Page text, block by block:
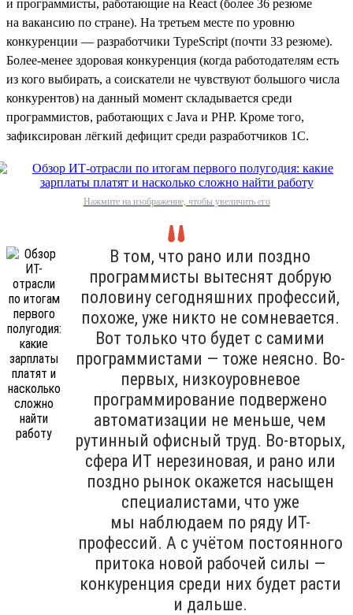
и программисты, работающие на React (более 36 резюме
на вакансию по стране). На третьем месте по уровню
конкуренции — разработчики TypeScript (почти 33 резюме).
Более-менее здоровая конкуренция (когда работодателям есть
из кого выбирать, а соискатели не чувствуют большого числа
конкурентов) на данный момент складывается среди
программистов, работающих с Java и PHP. Кроме того,
зафиксирован лёгкий дефицит среди разработчиков 1С.
Нажмите на изображение, чтобы увеличить его
В том, что рано или поздно
программисты вытеснят добрую
половину сегодняшних профессий,
похоже, уже никто не сомневается.
Вот только что будет с самими
программистами — тоже неясно. Во-
первых, низкоуровневое
программирование подвержено
автоматизации не меньше, чем
рутинный офисный труд. Во-вторых,
сфера ИТ нерезиновая, и рано или
поздно рынок окажется насыщен
специалистами, что уже
мы наблюдаем по ряду ИТ-
профессий. А с учётом постоянного
притока новой рабочей силы —
конкуренция среди них будет расти
и дальше.